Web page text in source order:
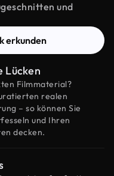
und
erkunden
Lücken
Filmmaterial?
realen
– so können Sie
und Ihren
decken.